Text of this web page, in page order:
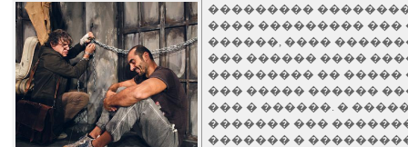
���������
���� ��������� ���
������, ����
��� ������ ����
��������� �� �����
��� ����� ������
��� � ������. �
������� ���
������� �